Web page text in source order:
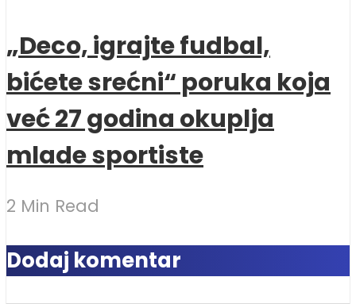
„Deco, igrajte fudbal,
bićete srećni“ poruka koja
već 27 godina okuplja
mlade sportiste
2 Min Read
Dodaj komentar